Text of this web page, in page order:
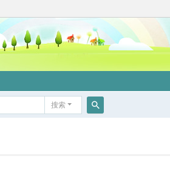
搜索